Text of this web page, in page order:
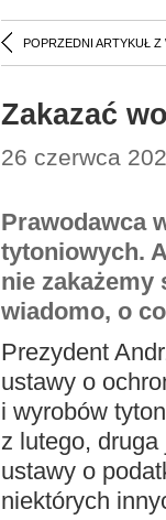
POPRZEDNI ARTYKUŁ Z
Zakazać
26 czerwca
Prawodawca
tytoniowych.
nie
wiadomo, o
Prezydent
ustawy o
i wyrobów
z lutego,
ustawy o
niektórych